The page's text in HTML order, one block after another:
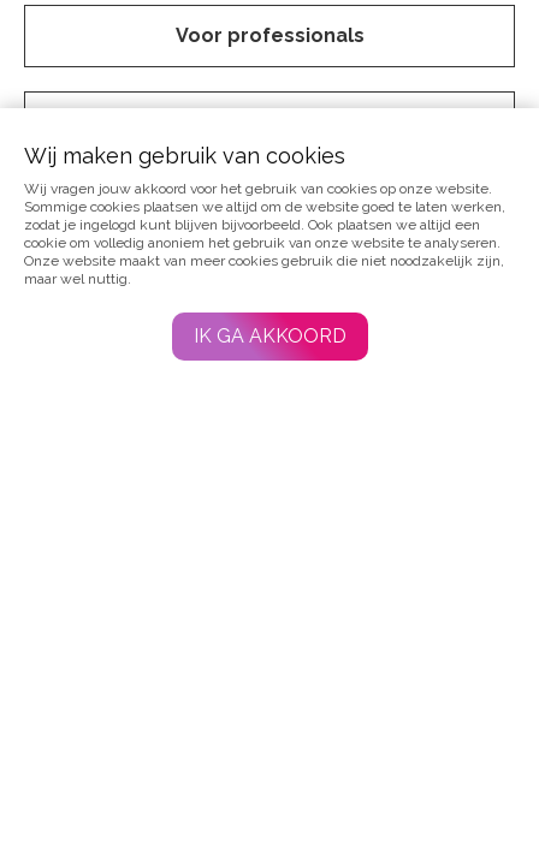
Voor professionals
Webshop
Wij maken gebruik van cookies
Wij vragen jouw akkoord voor het gebruik van cookies op onze website.
Sommige cookies plaatsen we altijd om de website goed te laten werken,
zodat je ingelogd kunt blijven bijvoorbeeld. Ook plaatsen we altijd een
cookie om volledig anoniem het gebruik van onze website te analyseren.
Onze website maakt van meer cookies gebruik die niet noodzakelijk zijn,
maar wel nuttig.
IK GA AKKOORD